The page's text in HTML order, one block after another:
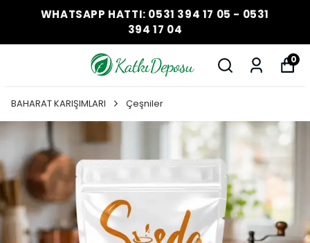
WHATSAPP HATTI: 0531 394 17 05 - 0531
394 17 04
0
BAHARAT KARIŞIMLARI Çeşniler